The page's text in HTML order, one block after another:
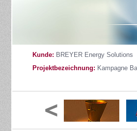
Kunde: BREYER Energy Solutions
Projektbezeichnung: Kampagne